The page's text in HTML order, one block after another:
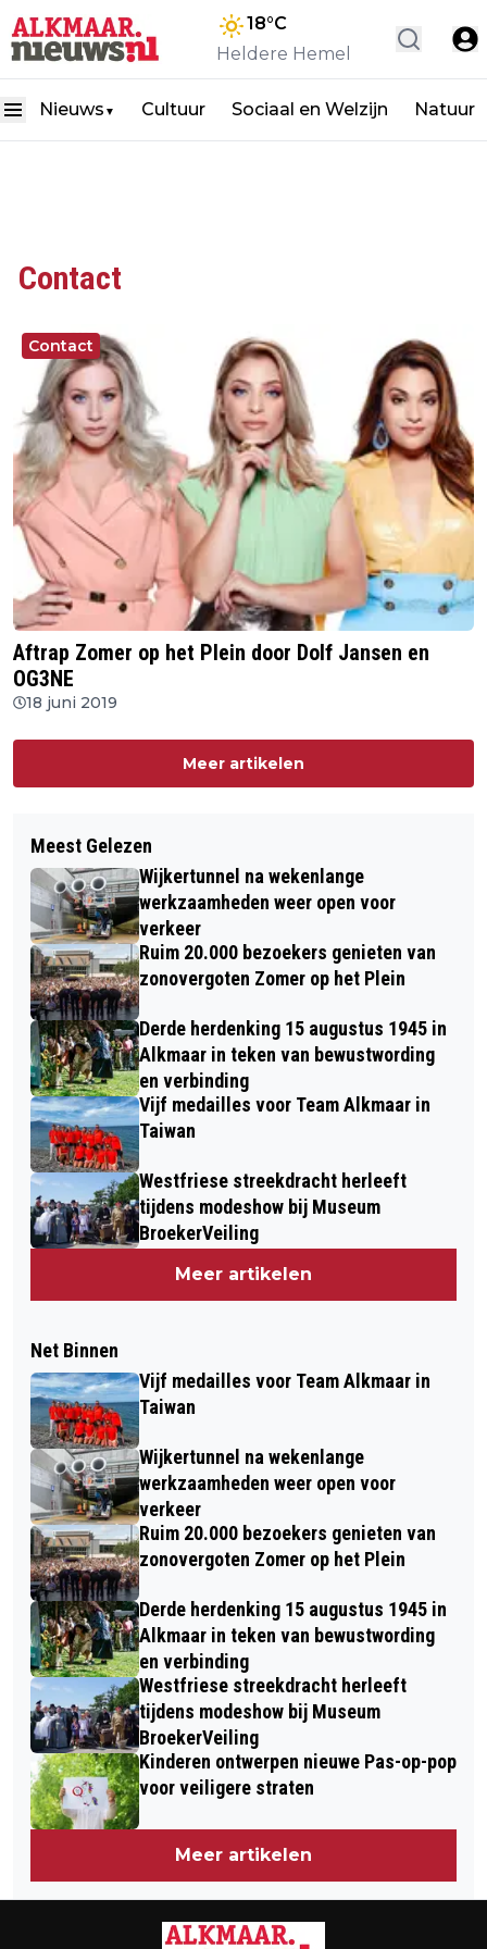
18°C
Heldere Hemel
Nieuws ▼ Cultuur Sociaal en Welzijn Natuur
Contact
Contact
Aftrap Zomer op het Plein door Dolf Jansen en
OG3NE
18 juni 2019
Meer artikelen
Meest Gelezen
Wijkertunnel na wekenlange
werkzaamheden weer open voor
verkeer
Ruim 20.000 bezoekers genieten van
zonovergoten Zomer op het Plein
Derde herdenking 15 augustus 1945 in
Alkmaar in teken van bewustwording
en verbinding
Vijf medailles voor Team Alkmaar in
Taiwan
Westfriese streekdracht herleeft
tijdens modeshow bij Museum
BroekerVeiling
Meer artikelen
Net Binnen
Vijf medailles voor Team Alkmaar in
Taiwan
Wijkertunnel na wekenlange
werkzaamheden weer open voor
verkeer
Ruim 20.000 bezoekers genieten van
zonovergoten Zomer op het Plein
Derde herdenking 15 augustus 1945 in
Alkmaar in teken van bewustwording
en verbinding
Westfriese streekdracht herleeft
tijdens modeshow bij Museum
BroekerVeiling
Kinderen ontwerpen nieuwe Pas-op-pop
voor veiligere straten
Meer artikelen